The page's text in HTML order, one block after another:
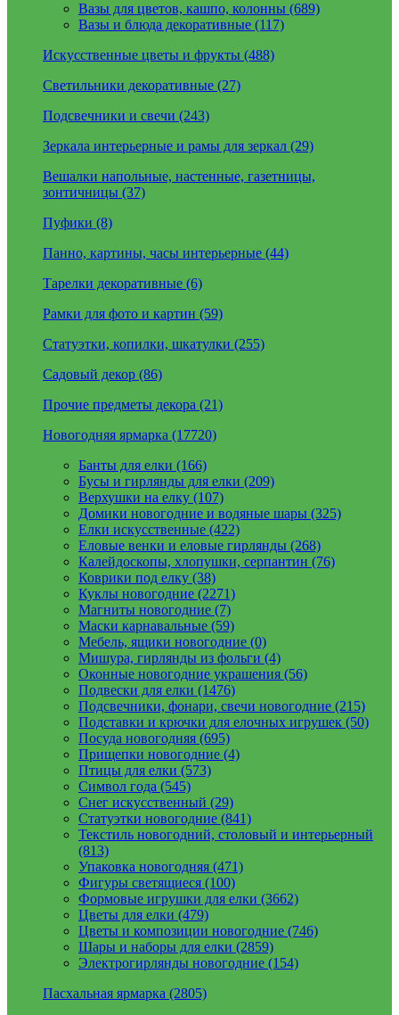
Вазы для цветов, кашпо, колонны (689)
Вазы и блюда декоративные (117)
Искусственные цветы и фрукты (488)
Светильники декоративные (27)
Подсвечники и свечи (243)
Зеркала интерьерные и рамы для зеркал (29)
Вешалки напольные, настенные, газетницы,
зонтичницы (37)
Пуфики (8)
Панно, картины, часы интерьерные (44)
Тарелки декоративные (6)
Рамки для фото и картин (59)
Статуэтки, копилки, шкатулки (255)
Садовый декор (86)
Прочие предметы декора (21)
Новогодняя ярмарка (17720)
Банты для елки (166)
Бусы и гирлянды для елки (209)
Верхушки на елку (107)
Домики новогодние и водяные шары (325)
Елки искусственные (422)
Еловые венки и еловые гирлянды (268)
Калейдоскопы, хлопушки, серпантин (76)
Коврики под елку (38)
Куклы новогодние (2271)
Магниты новогодние (7)
Маски карнавальные (59)
Мебель, ящики новогодние (0)
Мишура, гирлянды из фольги (4)
Оконные новогодние украшения (56)
Подвески для елки (1476)
Подсвечники, фонари, свечи новогодние (215)
Подставки и крючки для елочных игрушек (50)
Посуда новогодняя (695)
Прищепки новогодние (4)
Птицы для елки (573)
Символ года (545)
Снег искусственный (29)
Статуэтки новогодние (841)
Текстиль новогодний, столовый и интерьерный
(813)
Упаковка новогодняя (471)
Фигуры светящиеся (100)
Формовые игрушки для елки (3662)
Цветы для елки (479)
Цветы и композиции новогодние (746)
Шары и наборы для елки (2859)
Электрогирлянды новогодние (154)
Пасхальная ярмарка (2805)